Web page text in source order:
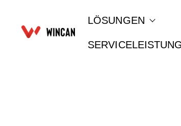
LÖSUNGEN Show